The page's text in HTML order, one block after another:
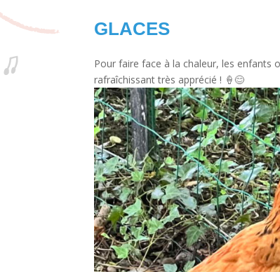
GLACES
Pour faire face à la chaleur, les enfants
rafraîchissant très apprécié ! 🍦😊